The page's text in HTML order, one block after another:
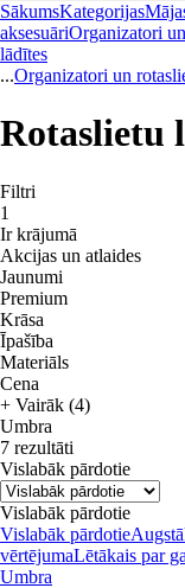
SākumsKategorijas
aksesuāriOrganizatori
lādītes
...Organizatori un
Rotaslietu
Filtri
1
Ir krājumā
Akcijas un atlaides
Jaunumi
Premium
Krāsa
Īpašība
Materiāls
Cena
+ Vairāk (4)
Umbra
7 rezultāti
Vislabāk pārdotie
Vislabāk pārdotie
Vislabāk pārdotie
vērtējumaLētākais par
Umbra